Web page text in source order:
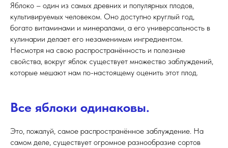
Яблоко – один из самых древних и популярных плодов,
культивируемых человеком. Оно доступно круглый год,
богато витаминами и минералами, а его универсальность в
кулинарии делает его незаменимым ингредиентом.
Несмотря на свою распространённость и полезные
свойства, вокруг яблок существует множество заблуждений,
которые мешают нам по-настоящему оценить этот плод.
Все яблоки одинаковы.
Это, пожалуй, самое распространённое заблуждение. На
самом деле, существует огромное разнообразие сортов